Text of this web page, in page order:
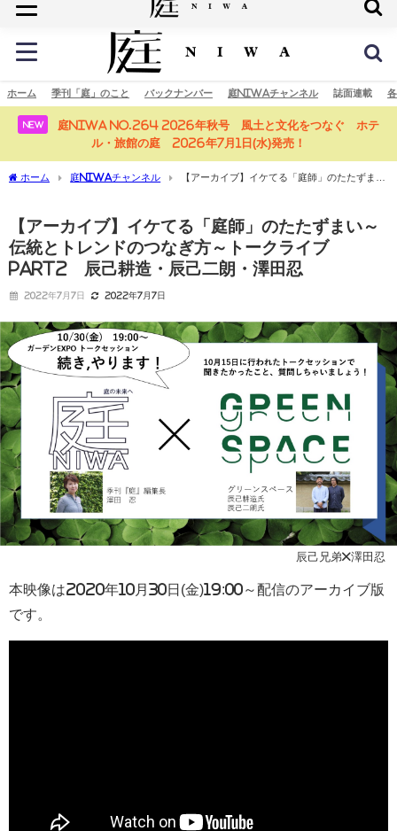
庭の未来へ
ホーム 季刊「庭」のこと バックナンバー 庭NIWAチャンネル 誌面連載
NEW
庭NIWA No.264 2026年秋号 風土と文化をつなぐ ホテ
ル・旅館の庭 2026年7月1日(水)発売！
ホーム 庭NIWAチャンネル
【アーカイブ】イケてる「庭師」のたたずまい
【アーカイブ】イケてる「庭師」のたたずまい～
伝統とトレンドのつなぎ方～トークライブ
part2 辰己耕造・辰己二朗・澤田忍
2022年7月7日 2022年7月7日
辰己兄弟×澤田忍
本映像は2020年10月30日(金)19:00～配信のアーカイブ版
です。